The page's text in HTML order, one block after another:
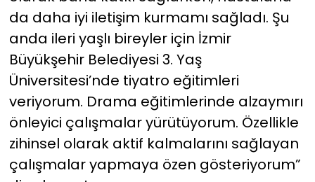
da daha iyi iletişim kurmamı sağladı. Şu
anda ileri yaşlı bireyler için İzmir
Büyükşehir Belediyesi 3. Yaş
Üniversitesi’nde tiyatro eğitimleri
veriyorum. Drama eğitimlerinde alzaymırı
önleyici çalışmalar yürütüyorum. Özellikle
zihinsel olarak aktif kalmalarını sağlayan
çalışmalar yapmaya özen gösteriyorum”